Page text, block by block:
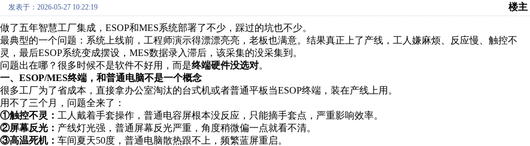
发表于：2026-05-27 10:22:19 楼主
做了五年智慧工厂集成，ESOP和MES系统部署了不少，踩过的坑也不少。
最典型的一个问题：系统上线前，工程师演示得漂漂亮亮，老板也满意。结果真正上了产线，工人嫌麻烦、反应慢、触控不
灵，最后ESOP系统变成摆设，MES数据录入滞后，该采集的没采集到。
问题出在哪？很多时候不是软件不好用，而是终端硬件没选对。
一、ESOP/MES终端，和普通电脑不是一个概念
很多工厂为了省成本，直接拿办公室淘汰的台式机或者普通平板当ESOP终端，装在产线上用。
用不了三个月，问题全来了：
①触控不灵： 工人戴着手套操作，普通电容屏根本没反应，只能摘手套点，严重影响效率。
②屏幕反光： 产线灯光强，普通屏幕反光严重，角度稍微偏一点就看不清。
③高温死机： 车间夏天50度，普通电脑散热跟不上，频繁蓝屏重启。